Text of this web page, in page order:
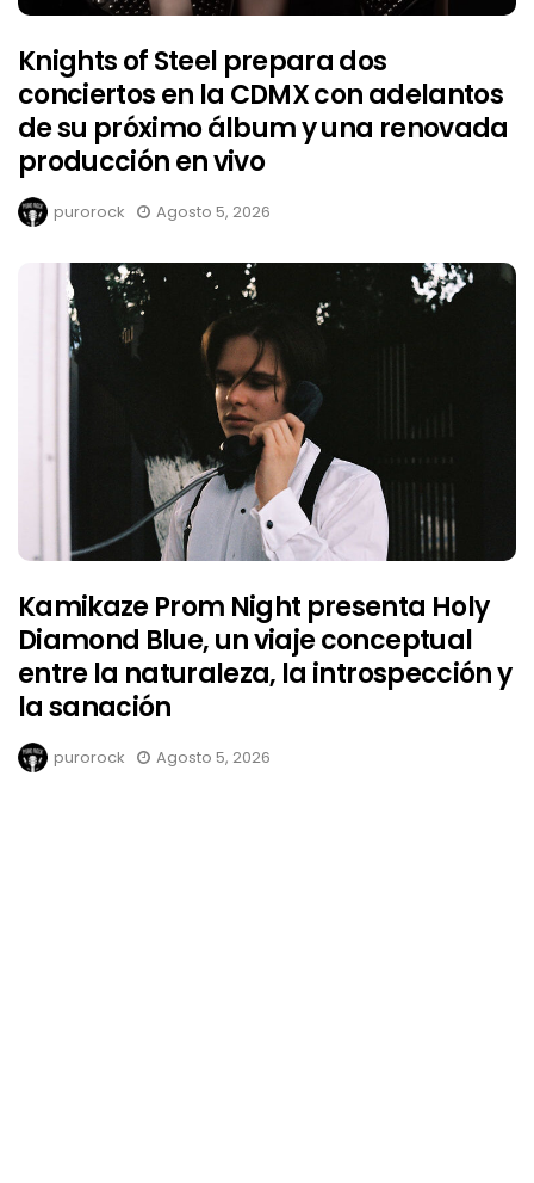
Knights of Steel prepara dos
conciertos en la CDMX con adelantos
de su próximo álbum y una renovada
producción en vivo
purorock Agosto 5, 2026
Kamikaze Prom Night presenta Holy
Diamond Blue, un viaje conceptual
entre la naturaleza, la introspección y
la sanación
purorock Agosto 5, 2026